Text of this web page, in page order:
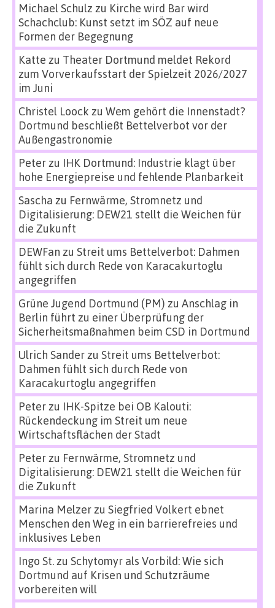
Michael Schulz zu Kirche wird Bar wird
Schachclub: Kunst setzt im SÖZ auf neue
Formen der Begegnung
Katte zu Theater Dortmund meldet Rekord
zum Vorverkaufsstart der Spielzeit 2026/2027
im Juni
Christel Loock zu Wem gehört die Innenstadt?
Dortmund beschließt Bettelverbot vor der
Außengastronomie
Peterzu IHK Dortmund: Industrie klagt über
hohe Energiepreise und fehlende Planbarkeit
Sascha zu Fernwärme, Stromnetz und
Digitalisierung: DEW21 stellt die Weichen für
die Zukunft
DEWFan zu Streit ums Bettelverbot: Dahmen
fühlt sich durch Rede von Karacakurtoglu
angegriffen
Grüne Jugend Dortmund (PM) zu Anschlag in
Berlin führt zu einer Überprüfung der
Sicherheitsmaßnahmen beim CSD in Dortmund
Ulrich Sanderzu Streit ums Bettelverbot:
Dahmen fühlt sich durch Rede von
Karacakurtoglu angegriffen
Peterzu IHK-Spitze bei OB Kalouti:
Rückendeckung im Streit um neue
Wirtschaftsflächen der Stadt
Peterzu Fernwärme, Stromnetz und
Digitalisierung: DEW21 stellt die Weichen für
die Zukunft
Marina Melzerzu Siegfried Volkert ebnet
Menschen den Weg in ein barrierefreies und
inklusives Leben
Ingo St.zu Schytomyr als Vorbild: Wie sich
Dortmund auf Krisen und Schutzräume
vorbereiten will